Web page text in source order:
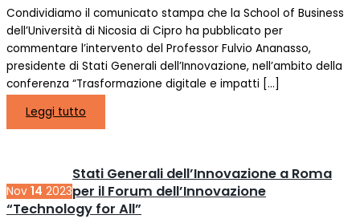
Condividiamo il comunicato stampa che la School of Business
dell’Università di Nicosia di Cipro ha pubblicato per
commentare l’intervento del Professor Fulvio Ananasso,
presidente di Stati Generali dell’Innovazione, nell’ambito della
conferenza “Trasformazione digitale e impatti […]
Leggi tutto
Nov 14 2023
Stati Generali dell’Innovazione a Roma
per il Forum dell’Innovazione
“Technology for All”